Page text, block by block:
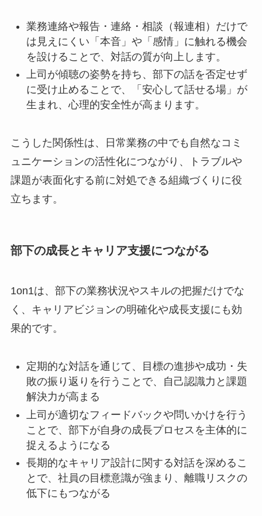
業務連絡や報告・連絡・相談（報連相）だけで
は見えにくい「本音」や「感情」に触れる機会
を設けることで、対話の質が向上します。
上司が傾聴の姿勢を持ち、部下の話を否定せず
に受け止めることで、「安心して話せる場」が
生まれ、心理的安全性が高まります。
こうした関係性は、日常業務の中でも自然なコミ
ュニケーションの活性化につながり、トラブルや
課題が表面化する前に対処できる組織づくりに役
立ちます。
部下の成長とキャリア支援につながる
1on1は、部下の業務状況やスキルの把握だけでな
く、キャリアビジョンの明確化や成長支援にも効
果的です。
定期的な対話を通じて、目標の進捗や成功・失
敗の振り返りを行うことで、自己認識力と課題
解決力が高まる
上司が適切なフィードバックや問いかけを行う
ことで、部下が自身の成長プロセスを主体的に
捉えるようになる
長期的なキャリア設計に関する対話を深めるこ
とで、社員の目標意識が強まり、離職リスクの
低下にもつながる